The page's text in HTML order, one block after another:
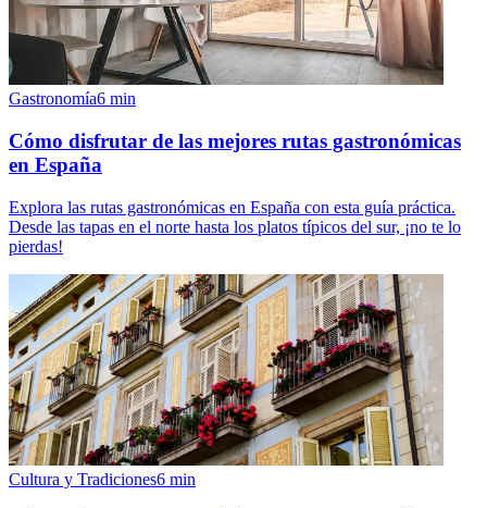
Gastronomía6 min
Cómo disfrutar de las mejores rutas gastronómicas
en España
Explora las rutas gastronómicas en España con esta guía práctica.
Desde las tapas en el norte hasta los platos típicos del sur, ¡no te lo
pierdas!
Cultura y Tradiciones6 min